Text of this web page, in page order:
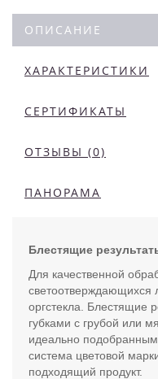
ОПИСАНИЕ
ХАРАКТЕРИСТИКИ
СЕРТИФИКАТЫ
ОТЗЫВЫ (0)
ПАНОРАМА
Блестящие
Для качественной
светоотверждающихся
оргстекла. Блестящие
губками с грубой или
идеально
система цветовой
подходящий продукт.